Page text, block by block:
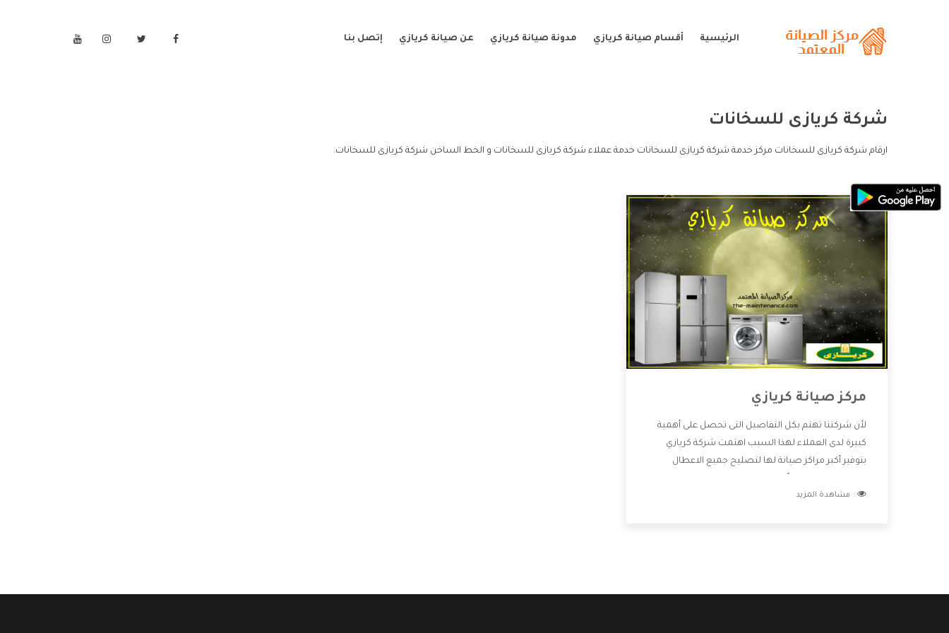
الرئيسية أقسام صيانة كريازي مدونة صيانة كريازي عن صيانة كريازي إتصل بنا
شركة كريازى للسخانات
ارقام شركة كريازى للسخانات مركز خدمة شركة كريازى للسخانات خدمة عملاء شركة كريازى للسخانات و الخط الساخن شركة كريازى للسخانات.
مركز صيانة كريازي
لأن شركتنا تهتم بكل التفاصيل التى تحصل على أهمية
كبيرة لدى العملاء لهذا السبب اهتمت شركة كريازي
بتوفير أكبر مراكز صيانة لها لتصليح جميع الاعطال
فنحن نقدم الافضل لكى نحافظ على مكانتنا وعلى
مشاهدة المزيد